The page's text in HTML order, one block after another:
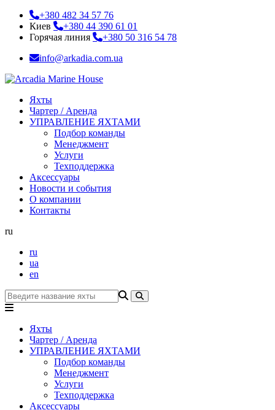
+380 482 34 57 76
Киев
+380 44 390 61 01
Горячая линия
+380 50 316 54 78
info@arkadia.com.ua
Яхты
Чартер / Аренда
УПРАВЛЕНИЕ ЯХТАМИ
Подбор команды
Менеджмент
Услуги
Техподдержка
Аксессуары
Новости и события
О компании
Контакты
ru
ru
ua
en
Яхты
Чартер / Аренда
УПРАВЛЕНИЕ ЯХТАМИ
Подбор команды
Менеджмент
Услуги
Техподдержка
Аксессуары